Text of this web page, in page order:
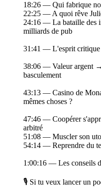
18:26 — Qui fabrique
22:25 — A quoi rêve
24:16 — La bataille des
milliards de pub
31:41 — L'esprit critique
38:06 — Valeur argent
basculement
43:13 — Casino de
mêmes choses ?
47:46 — Coopérer
arbitré
51:08 — Muscler son
54:14 — Reprendre du
1:00:16 — Les conseils
🎙️ Si tu veux lancer un